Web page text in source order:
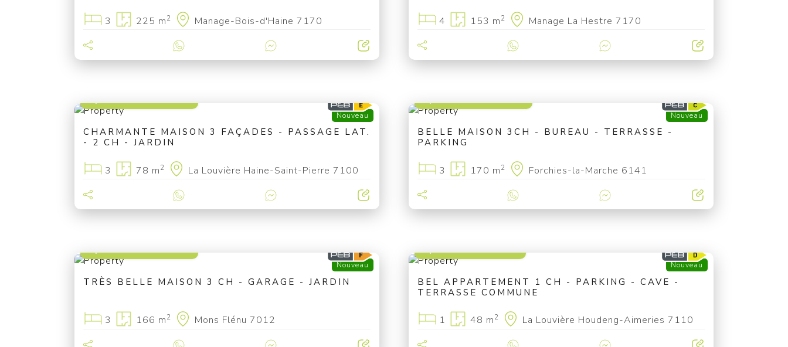
3 225 m2 Manage-Bois-d'Haine 7170 4 153 m2 Manage La Hestre 7170
Nouveau
CHARMANTE MAISON 3 FAÇADES - PASSAGE LAT.
- 2 CH - JARDIN
3 78 m2 La Louvière Haine-Saint-Pierre 7100
Nouveau
BELLE MAISON 3CH - BUREAU - TERRASSE -
PARKING
3 170 m2 Forchies-la-Marche 6141
Nouveau
TRÈS BELLE MAISON 3 CH - GARAGE - JARDIN
3 166 m2 Mons Flénu 7012
Nouveau
BEL APPARTEMENT 1 CH - PARKING - CAVE -
TERRASSE COMMUNE
1 48 m2 La Louvière Houdeng-Aimeries 7110